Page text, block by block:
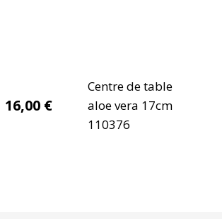
16,00 €
Centre de table
aloe vera 17cm
110376